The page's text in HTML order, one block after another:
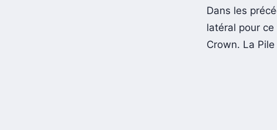
Dans les
latéral pour
Crown. La